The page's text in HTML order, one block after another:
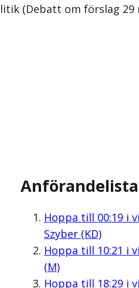
(Debatt om förslag 29
Anförandelista
Hoppa till 00:19i
Szyber (KD)
Hoppa till 10:21 i
(M)
Hoppa till 18:29i